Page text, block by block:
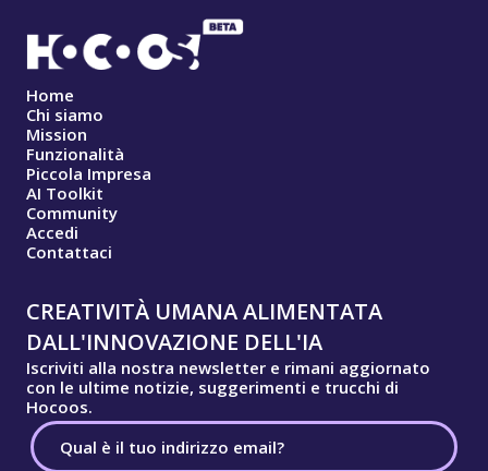
Home
Chi siamo
Mission
Funzionalità
Piccola Impresa
AI Toolkit
Community
Accedi
Contattaci
CREATIVITÀ UMANA ALIMENTATA
DALL'INNOVAZIONE DELL'IA
Iscriviti alla nostra newsletter e rimani aggiornato
con le ultime notizie, suggerimenti e trucchi di
Hocoos.